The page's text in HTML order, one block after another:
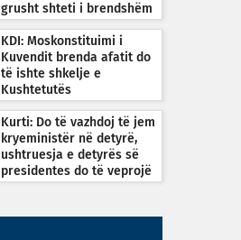
grusht shteti i brendshëm
KDI: Moskonstituimi i
Kuvendit brenda afatit do
të ishte shkelje e
Kushtetutës
Kurti: Do të vazhdoj të jem
kryeministër në detyrë,
ushtruesja e detyrës së
presidentes do të veprojë